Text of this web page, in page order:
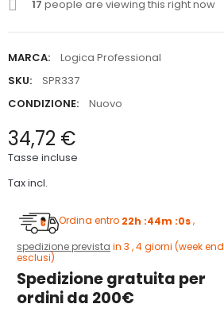
17 people are viewing this right now
MARCA:
Logica Professional
SKU:
SPR337
CONDIZIONE:
Nuovo
34,72 €
Tasse incluse
Tax incl.
Ordina entro 22h :43m :59s
spedizione prevista in 3 , 4 giorni (week end
esclusi)
Spedizione gratuita per
ordini da 200€